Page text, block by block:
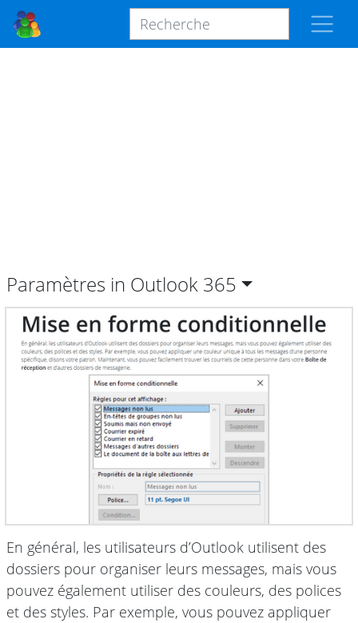
Paramètres in Outlook 365
En général, les utilisateurs d’Outlook utilisent des
dossiers pour organiser leurs messages, mais vous
pouvez également utiliser des couleurs, des polices
et des styles. Par exemple, vous pouvez appliquer